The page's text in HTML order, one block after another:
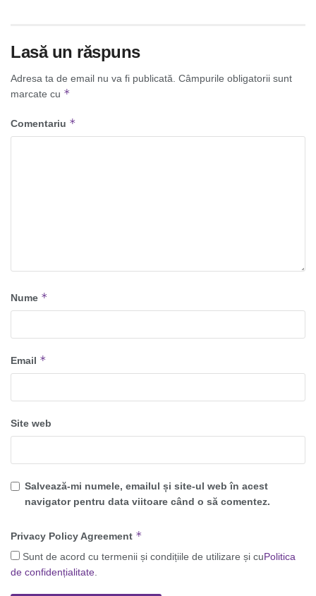
Lasă un răspuns
Adresa ta de email nu va fi publicată. Câmpurile obligatorii sunt
marcate cu *
Comentariu *
Nume *
Email *
Site web
Salvează-mi numele, emailul și site-ul web în acest
navigator pentru data viitoare când o să comentez.
Privacy Policy Agreement *
Sunt de acord cu termenii și condițiile de utilizare și cuPolitica
de confidențialitate.